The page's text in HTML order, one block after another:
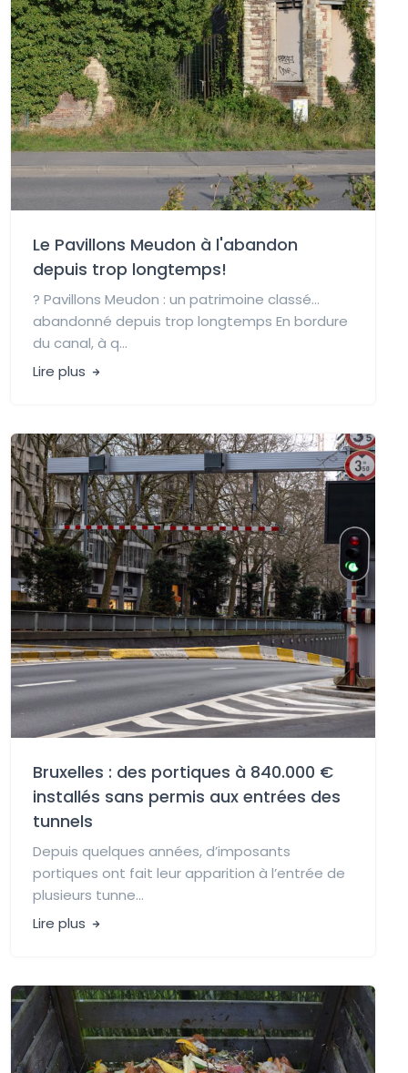
Le Pavillons Meudon à l'abandon
depuis trop longtemps!
?️ Pavillons Meudon : un patrimoine classé…
abandonné depuis trop longtemps En bordure
du canal, à q...
Lire plus
Bruxelles : des portiques à 840.000 €
installés sans permis aux entrées des
tunnels
Depuis quelques années, d’imposants
portiques ont fait leur apparition à l’entrée de
plusieurs tunne...
Lire plus